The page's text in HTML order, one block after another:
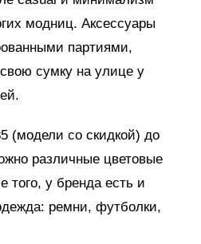
модниц. Аксессуары
партиями,
сумку на улице у
(модели со скидкой) до
различные цветовые
у бренда есть и
ремни, футболки,